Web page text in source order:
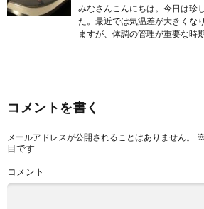
みなさんこんにちは。今日は珍
た。最近では気温差が大きくな
ますが、体調の管理が重要な時
コメントを書く
メールアドレスが公開されることはありません。 ※
目です
コメント